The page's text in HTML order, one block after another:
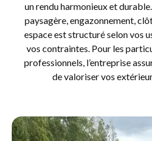
un rendu harmonieux et
paysagère, engazonnement,
espace est structuré selon vos
vos contraintes. Pour les
professionnels, l’entreprise
de valoriser vos